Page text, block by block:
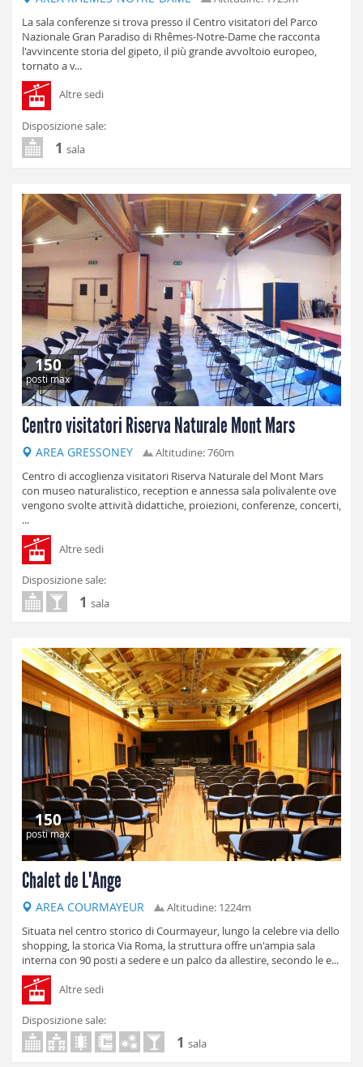
La sala conferenze si trova presso il Centro visitatori del Parco
Nazionale Gran Paradiso di Rhêmes-Notre-Dame che racconta
l'avvincente storia del gipeto, il più grande avvoltoio europeo,
tornato a v...
Altre sedi
Disposizione sale:
1 sala
150
posti max
Centro visitatori Riserva Naturale Mont Mars
AREA GRESSONEY
Altitudine: 760m
Centro di accoglienza visitatori Riserva Naturale del Mont Mars
con museo naturalistico, reception e annessa sala polivalente ove
vengono svolte attività didattiche, proiezioni, conferenze, concerti,
...
Altre sedi
Disposizione sale:
1 sala
150
posti max
Chalet de L'Ange
AREA COURMAYEUR
Altitudine: 1224m
Situata nel centro storico di Courmayeur, lungo la celebre via dello
shopping, la storica Via Roma, la struttura offre un'ampia sala
interna con 90 posti a sedere e un palco da allestire, secondo le e...
Altre sedi
Disposizione sale:
1 sala